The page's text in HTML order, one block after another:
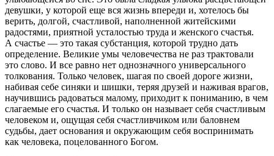
девушки, у которой еще вся жизнь впереди и, хотелось бы
верить, долгой, счастливой, наполненной житейскими
радостями, приятной усталостью труда и женского счастья.
А счастье — это такая субстанция, которой трудно дать
определение. Великие умы человечества не раз трактовали
это слово. И все равно нет однозначного универсального
толкования. Только человек, шагая по своей дороге жизни,
набивая себе синяки и шишки, теряя друзей и наживая врагов,
научившись радоваться малому, приходит к пониманию, в чем
слагаемые его счастья. И только он называет себя счастливым
человеком и, ощущая себя счастливчиком или баловнем
судьбы, дает основания и окружающим себя воспринимать
как человека, поцелованного Богом.